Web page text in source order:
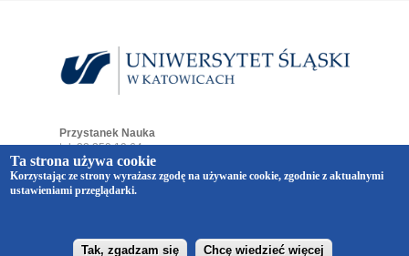
Przystanek Nauka
tel. 32 359 19 64
e-mail:przystaneknauka@us.edu.pl
ul. Bankowa 12
40-007 Katowice
Wszelkie prawa zastrzeżone.
realizacjaVermont
Ta strona używa cookie
Korzystając ze strony wyrażasz zgodę na używanie cookie, zgodnie z aktualnymi
ustawieniami przeglądarki.
Tak, zgadzam się Chcę wiedzieć więcej